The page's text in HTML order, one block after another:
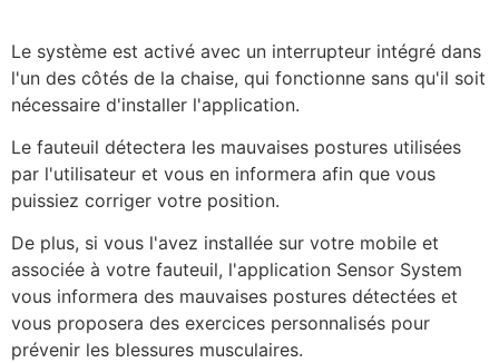
Le système est activé avec un interrupteur intégré dans
l'un des côtés de la chaise, qui fonctionne sans qu'il soit
nécessaire d'installer l'application.
Le fauteuil détectera les mauvaises postures utilisées
par l'utilisateur et vous en informera afin que vous
puissiez corriger votre position.
De plus, si vous l'avez installée sur votre mobile et
associée à votre fauteuil, l'application Sensor System
vous informera des mauvaises postures détectées et
vous proposera des exercices personnalisés pour
prévenir les blessures musculaires.